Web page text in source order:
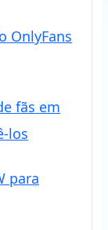
OnlyFans
fãs em
los
para